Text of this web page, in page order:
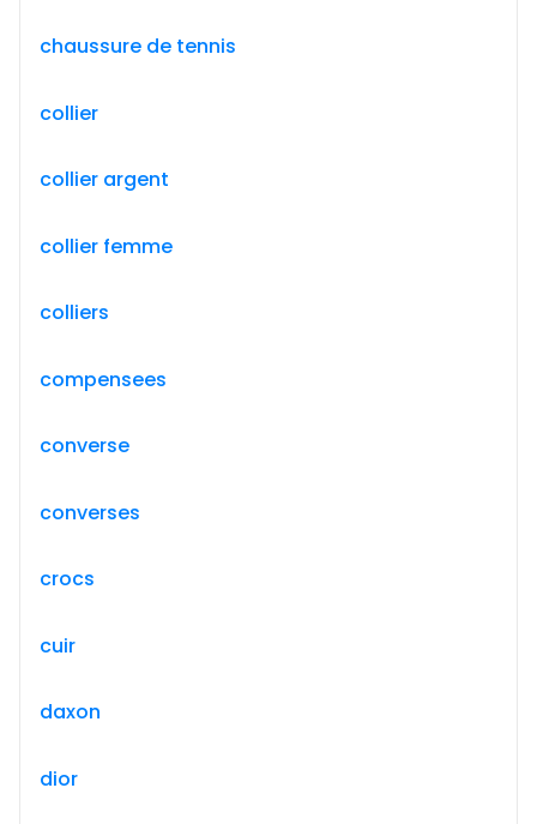
chaussure de tennis
collier
collier argent
collier femme
colliers
compensees
converse
converses
crocs
cuir
daxon
dior